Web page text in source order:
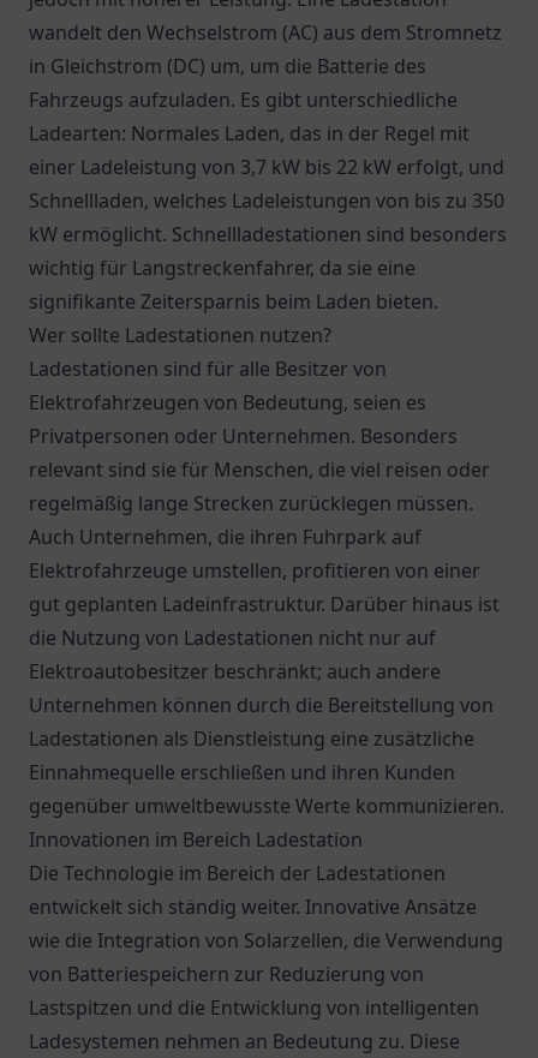
wandelt den Wechselstrom (AC) aus dem Stromnetz
in Gleichstrom (DC) um, um die Batterie des
Fahrzeugs aufzuladen. Es gibt unterschiedliche
Ladearten: Normales Laden, das in der Regel mit
einer Ladeleistung von 3,7 kW bis 22 kW erfolgt, und
Schnellladen, welches Ladeleistungen von bis zu 350
kW ermöglicht. Schnellladestationen sind besonders
wichtig für Langstreckenfahrer, da sie eine
signifikante Zeitersparnis beim Laden bieten.
Wer sollte Ladestationen nutzen?
Ladestationen sind für alle Besitzer von
Elektrofahrzeugen von Bedeutung, seien es
Privatpersonen oder Unternehmen. Besonders
relevant sind sie für Menschen, die viel reisen oder
regelmäßig lange Strecken zurücklegen müssen.
Auch Unternehmen, die ihren Fuhrpark auf
Elektrofahrzeuge umstellen, profitieren von einer
gut geplanten Ladeinfrastruktur. Darüber hinaus ist
die Nutzung von Ladestationen nicht nur auf
Elektroautobesitzer beschränkt; auch andere
Unternehmen können durch die Bereitstellung von
Ladestationen als Dienstleistung eine zusätzliche
Einnahmequelle erschließen und ihren Kunden
gegenüber umweltbewusste Werte kommunizieren.
Innovationen im Bereich Ladestation
Die Technologie im Bereich der Ladestationen
entwickelt sich ständig weiter. Innovative Ansätze
wie die Integration von Solarzellen, die Verwendung
von Batteriespeichern zur Reduzierung von
Lastspitzen und die Entwicklung von intelligenten
Ladesystemen nehmen an Bedeutung zu. Diese